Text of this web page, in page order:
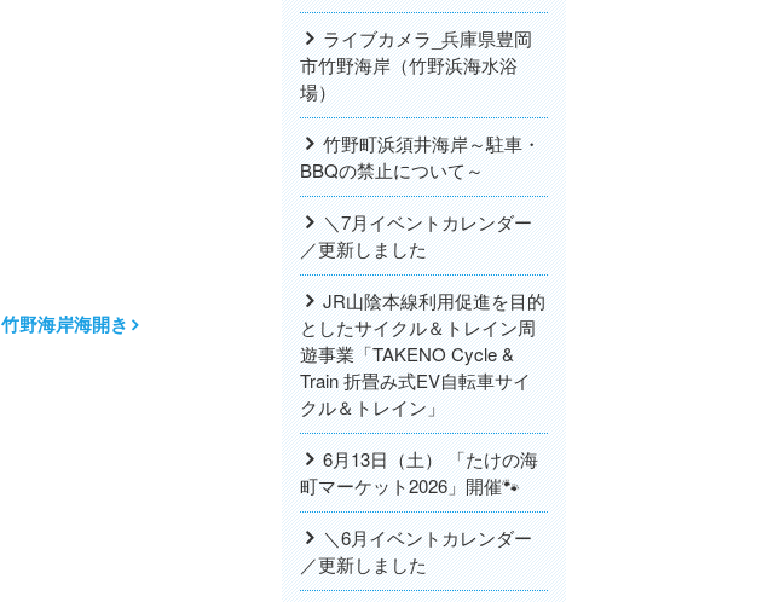
竹野海岸海開き
ライブカメラ_兵庫県豊岡
市竹野海岸（竹野浜海水浴
場）
竹野町浜須井海岸～駐車・
BBQの禁止について～
＼7月イベントカレンダー
／更新しました
JR山陰本線利用促進を目的
としたサイクル＆トレイン周
遊事業「TAKENO Cycle &
Train 折畳み式EV自転車サイ
クル＆トレイン」
6月13日（土） 「たけの海
町マーケット2026」開催🐾
＼6月イベントカレンダー
／更新しました